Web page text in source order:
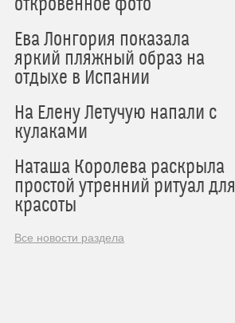
откровенное фото
Ева Лонгория показала
яркий пляжный образ на
отдыхе в Испании
На Елену Летучую напали с
кулаками
Наташа Королева раскрыла
простой утренний ритуал для
красоты
Все новости раздела